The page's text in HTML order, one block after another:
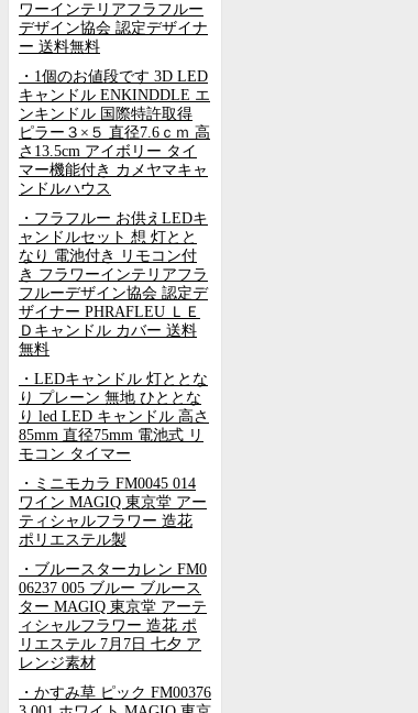
ワーインテリアフラフルー
デザイン協会 認定デザイナ
ー 送料無料
・1個のお値段です 3D LED
キャンドル ENKINDDLE エ
ンキンドル 国際特許取得
ピラー３×５ 直径7.6ｃｍ 高
さ13.5cm アイボリー タイ
マー機能付き カメヤマキャ
ンドルハウス
・フラフルー お供えLEDキ
ャンドルセット 想 灯とと
なり 電池付き リモコン付
き フラワーインテリアフラ
フルーデザイン協会 認定デ
ザイナー PHRAFLEU ＬＥ
Ｄキャンドル カバー 送料
無料
・LEDキャンドル 灯ととな
り プレーン 無地 ひととな
り led LED キャンドル 高さ
85mm 直径75mm 電池式 リ
モコン タイマー
・ミニモカラ FM0045 014
ワイン MAGIQ 東京堂 アー
ティシャルフラワー 造花
ポリエステル製
・ブルースターカレン FM0
06237 005 ブルー ブルース
ター MAGIQ 東京堂 アーテ
ィシャルフラワー 造花 ポ
リエステル 7月7日 七夕 ア
レンジ素材
・かすみ草 ピック FM00376